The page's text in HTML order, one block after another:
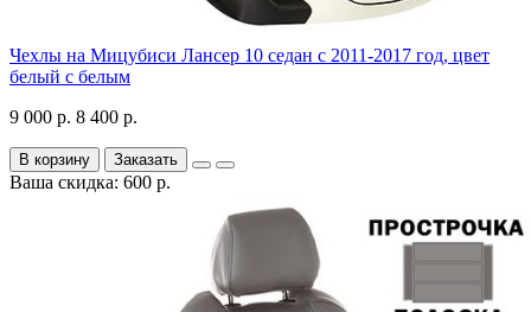
Чехлы на Мицубиси Лансер 10 седан с 2011-2017 год, цвет
белый с белым
9 000 р. 8 400 р.
В корзину Заказать
Ваша скидка: 600 р.